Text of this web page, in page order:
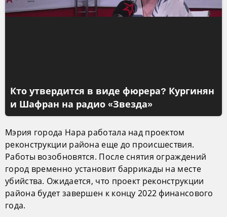
Кто утвердится в виде фюрера? Кургинян
и Шафран на радио «Звезда»
Мэрия города Нара работала над проектом
реконструкции района еще до происшествия.
Работы возобновятся. После снятия ограждений
город временно установит баррикады на месте
убийства. Ожидается, что проект реконструкции
района будет завершен к концу 2022 финансового
года.